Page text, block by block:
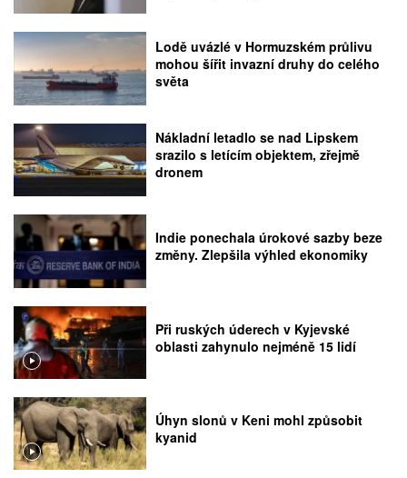
Lodě uvázlé v Hormuzském průlivu
mohou šířit invazní druhy do celého
světa
Nákladní letadlo se nad Lipskem
srazilo s letícím objektem, zřejmě
dronem
Indie ponechala úrokové sazby beze
změny. Zlepšila výhled ekonomiky
Při ruských úderech v Kyjevské
oblasti zahynulo nejméně 15 lidí
Úhyn slonů v Keni mohl způsobit
kyanid